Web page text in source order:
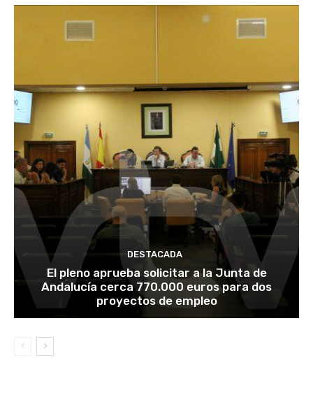
DESTACADA
El pleno aprueba solicitar a la Junta de
Andalucía cerca 770.000 euros para dos
proyectos de empleo